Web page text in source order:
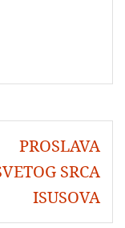
PROSLAVA
SRCA
ISUSOVA